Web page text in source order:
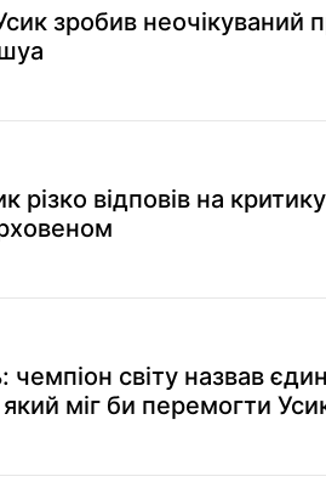
зробив неочікуваний
різко відповів на
світу назвав
який міг би перемогти